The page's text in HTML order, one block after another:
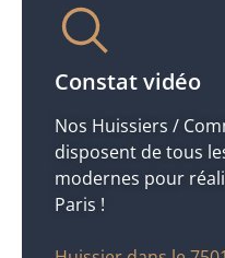
Constat vidéo
Nos Huissiers /
disposent de tous
modernes pour
Paris !